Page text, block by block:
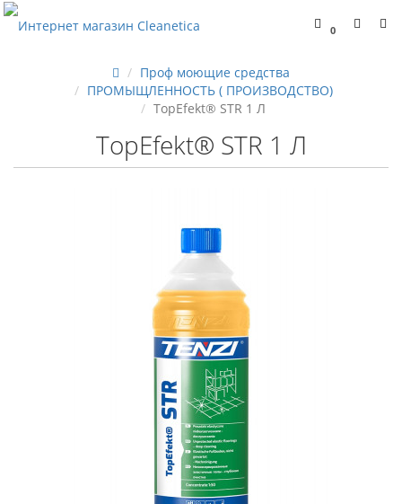
0
Проф моющие средства
ПРОМЫЩЛЕННОСТЬ ( ПРОИЗВОДСТВО)
TopEfekt® STR 1 Л
TopEfekt® STR 1 Л